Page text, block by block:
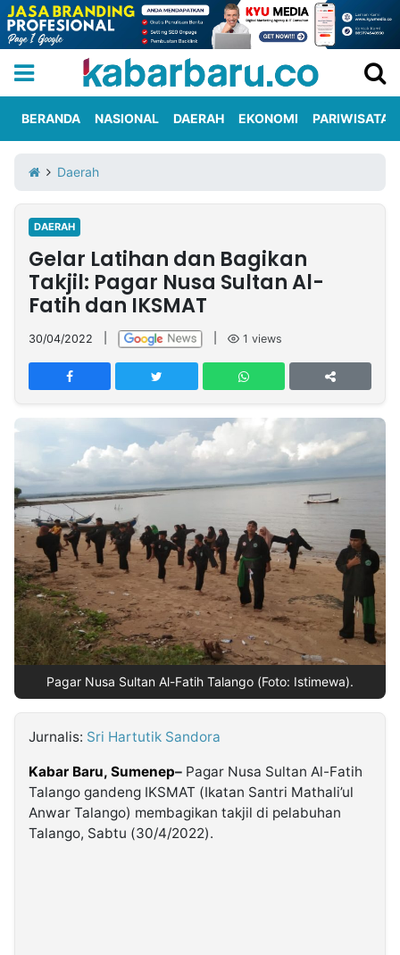
Iklan
Berita
Kami
Nasional
International
Olahraga
Entertainment
Daerah
Pariwisata
Kuliner
Kolom
Network
PT
TREETAN
INDONESIA
Partner
Insight
NTB
Suara
Time
Lens
IDN
Daily
Jogja
Jalan
Rakyat
Idealita
News
Kita
Notice
Dinamikapost.com
Radar
Baru
Seedbacklink
Follow
Kabarbaru
BERANDA NASIONAL DAERAH EKONOMI PARIWISATA
Daerah
DAERAH
Gelar Latihan dan Bagikan
Takjil: Pagar Nusa Sultan Al-
Fatih dan IKSMAT
30/04/2022 1 views
Pagar Nusa Sultan Al-Fatih Talango (Foto: Istimewa).
Jurnalis: Sri Hartutik Sandora
Kabar Baru, Sumenep– Pagar Nusa Sultan Al-Fatih
Talango gandeng IKSMAT (Ikatan Santri Mathali’ul
Anwar Talango) membagikan takjil di pelabuhan
Talango, Sabtu (30/4/2022).